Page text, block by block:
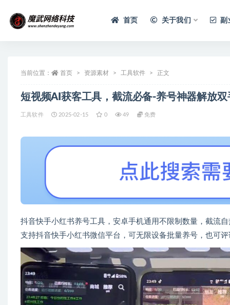
首页 关于我们 副
当前位置： 首页 资源素材 工具软件 正文
短视频AI获客工具，截流必备-养号神器解放双
工具软件 2025-02-15 0 49 免费
抖音快手小红书养号工具，安卓手机通用不限制数量，截流
支持抖音快手小红书微信平台，可无限设备批量养号，也可